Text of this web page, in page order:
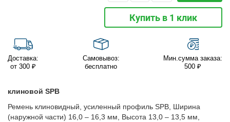
Купить в 1 клик
Доставка:
от 300 ₽
Самовывоз:
бесплатно
Мин.сумма заказа:
500 ₽
клиновой SPB
Ремень клиновидный, усиленный профиль SPB, Ширина
(наружной части) 16,0 – 16,3 мм, Высота 13,0 – 13,5 мм,